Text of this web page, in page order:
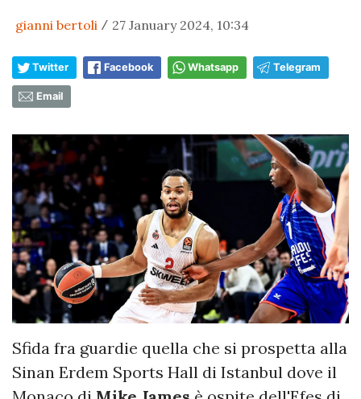
gianni bertoli / 27 January 2024, 10:34
Twitter Facebook Whatsapp Telegram
Email
Sfida fra guardie quella che si prospetta alla
Sinan Erdem Sports Hall di Istanbul dove il